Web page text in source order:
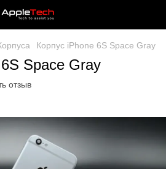
Корпус iPhone 6S Space Gray
Space Gray
отзыв